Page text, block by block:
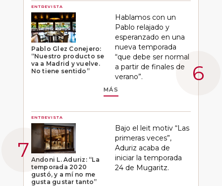
ENTREVISTA
Pablo Glez Conejero:
“Nuestro producto se
va a Madrid y vuelve.
No tiene sentido”
Hablamos con un
Pablo relajado y
esperanzado en una
nueva temporada
“que debe ser normal
a partir de finales de
verano”.
MÁS
ENTREVISTA
Andoni L. Aduriz: “La
temporada 2020
gustó, y a mí no me
gusta gustar tanto”
Bajo el leit motiv “Las
primeras veces”,
Aduriz acaba de
iniciar la temporada
24 de Mugaritz.